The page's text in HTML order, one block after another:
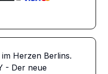
Herzen Berlins.
- Der neue